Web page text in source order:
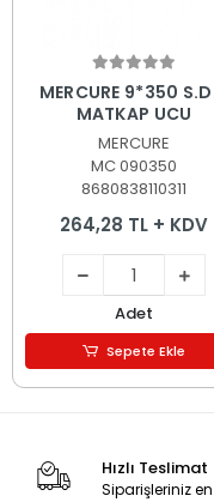
MERCURE 9*350
MATKAP UCU
MERCURE
MC 090350
8680838110311
264,28 TL + KDV
Adet
Sepete Ekle
Hızlı Teslimat
Siparişleriniz